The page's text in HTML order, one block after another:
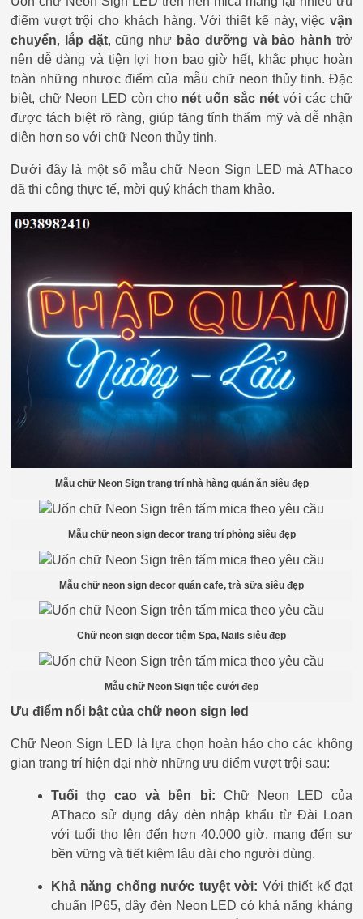
điểm vượt trội cho khách hàng. Với thiết kế này, việc vận
chuyển, lắp đặt, cũng như bảo dưỡng và bảo hành trở
nên dễ dàng và tiện lợi hơn bao giờ hết, khắc phục hoàn
toàn những nhược điểm của mẫu chữ neon thủy tinh. Đặc
biệt, chữ Neon LED còn cho nét uốn sắc nét với các chữ
được tách biệt rõ ràng, giúp tăng tính thẩm mỹ và dễ nhận
diện hơn so với chữ Neon thủy tinh.
Dưới đây là một số mẫu chữ Neon Sign LED mà AThaco
đã thi công thực tế, mời quý khách tham khảo.
Mẫu chữ Neon Sign trang trí nhà hàng quán ăn siêu đẹp
Mẫu chữ neon sign decor trang trí phòng siêu đẹp
Mẫu chữ neon sign decor quán cafe, trà sữa siêu đẹp
Chữ neon sign decor tiệm Spa, Nails siêu đẹp
Mẫu chữ Neon Sign tiệc cưới đẹp
Ưu điểm nổi bật của chữ neon sign led
Chữ Neon Sign LED là lựa chọn hoàn hảo cho các không
gian trang trí hiện đại nhờ những ưu điểm vượt trội sau:
Tuổi thọ cao và bền bỉ: Chữ Neon LED của
AThaco sử dụng dây đèn nhập khẩu từ Đài Loan
với tuổi thọ lên đến hơn 40.000 giờ, mang đến sự
bền vững và tiết kiệm lâu dài cho người dùng.
Khả năng chống nước tuyệt vời: Với thiết kế đạt
chuẩn IP65, dây đèn Neon LED có khả năng kháng